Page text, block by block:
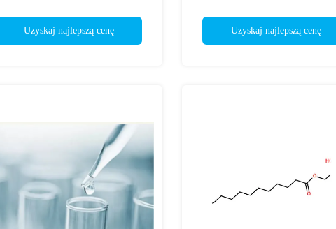
Uzyskaj najlepszą cenę Uzyskaj najlepszą cenę